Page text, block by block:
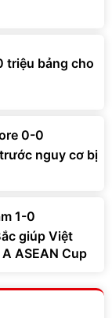
triệu bảng cho
0-0
nguy cơ bị
1-0
giúp Việt
ASEAN Cup